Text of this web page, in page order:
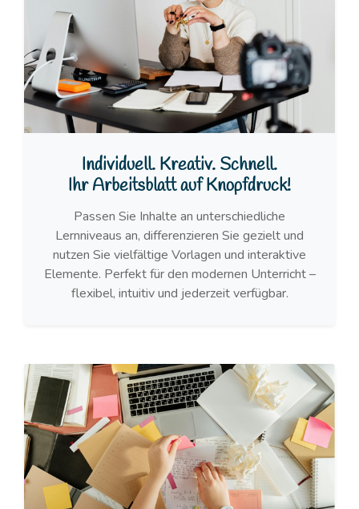
Individuell. Kreativ. Schnell.
Ihr Arbeitsblatt auf Knopfdruck!
Passen Sie Inhalte an unterschiedliche
Lernniveaus an, differenzieren Sie gezielt und
nutzen Sie vielfältige Vorlagen und interaktive
Elemente. Perfekt für den modernen Unterricht –
flexibel, intuitiv und jederzeit verfügbar.